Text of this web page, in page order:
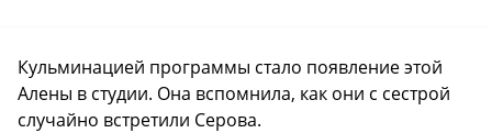
Кульминацией программы стало появление этой
Алены в студии. Она вспомнила, как они с сестрой
случайно встретили Серова.